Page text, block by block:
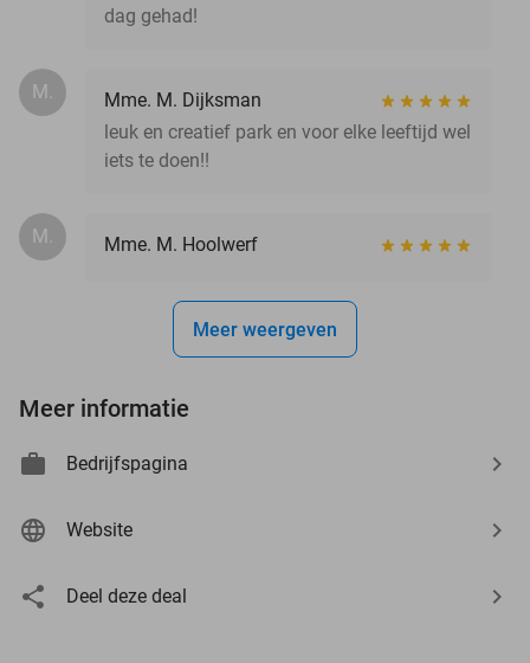
dag gehad!
M.
Mme. M. Dijksman
leuk en creatief park en voor elke leeftijd wel
iets te doen!!
M. Mme. M. Hoolwerf
Meer weergeven
Meer informatie
Bedrijfspagina
Website
Deel deze deal